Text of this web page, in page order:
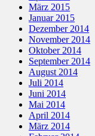
März 2015
Januar 2015
Dezember 2014
November 2014
Oktober 2014
September 2014
August 2014
Juli 2014
Juni 2014
Mai 2014
April 2014
März 2014